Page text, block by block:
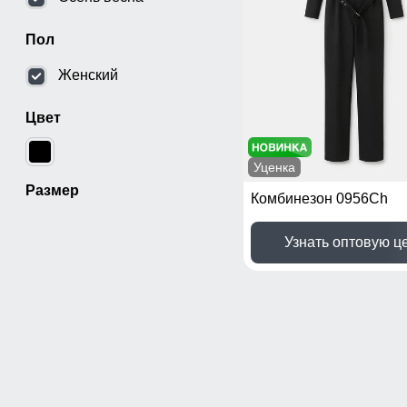
Пол
Женский
Цвет
Размер
Уценка
Комбинезон 0956Ch
Узнать оптовую